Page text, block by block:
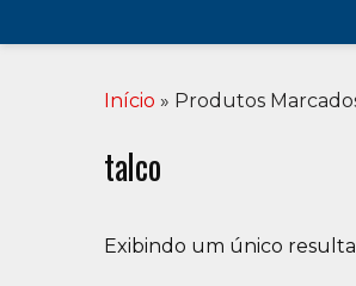
Início » Produtos
talco
Exibindo um único